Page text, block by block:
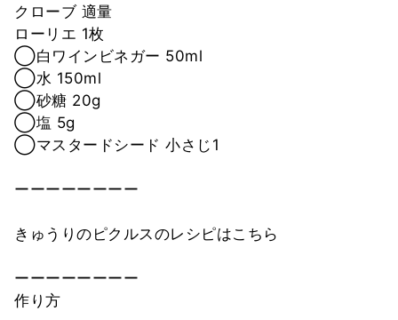
クローブ 適量
ローリエ 1枚
◯白ワインビネガー 50ml
◯水 150ml
◯砂糖 20g
◯塩 5g
◯マスタードシード 小さじ1
ーーーーーーーー
きゅうりのピクルスのレシピはこちら
ーーーーーーーー
作り方